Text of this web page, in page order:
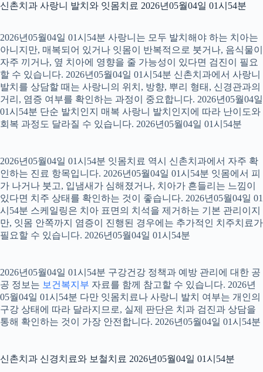
신촌치과 사랑니 발치와 잇몸치료 2026년05월04일 01시54분
2026년05월04일 01시54분 사랑니는 모두 발치해야 하는 치아는
아니지만, 매복되어 있거나 잇몸이 반복적으로 붓거나, 음식물이
자주 끼거나, 옆 치아에 영향을 줄 가능성이 있다면 검진이 필요
할 수 있습니다. 2026년05월04일 01시54분 신촌치과에서 사랑니
발치를 상담할 때는 사랑니의 위치, 방향, 뿌리 형태, 신경관과의
거리, 염증 여부를 확인하는 과정이 중요합니다. 2026년05월04일
01시54분 단순 발치인지 매복 사랑니 발치인지에 따라 난이도와
회복 과정도 달라질 수 있습니다. 2026년05월04일 01시54분
2026년05월04일 01시54분 잇몸치료 역시 신촌치과에서 자주 확
인하는 진료 항목입니다. 2026년05월04일 01시54분 잇몸에서 피
가 나거나 붓고, 입냄새가 심해졌거나, 치아가 흔들리는 느낌이
있다면 치주 상태를 확인하는 것이 좋습니다. 2026년05월04일 01
시54분 스케일링은 치아 표면의 치석을 제거하는 기본 관리이지
만, 잇몸 안쪽까지 염증이 진행된 경우에는 추가적인 치주치료가
필요할 수 있습니다. 2026년05월04일 01시54분
2026년05월04일 01시54분 구강건강 정책과 예방 관리에 대한 공
공 정보는 보건복지부 자료를 함께 참고할 수 있습니다. 2026년
05월04일 01시54분 다만 잇몸치료나 사랑니 발치 여부는 개인의
구강 상태에 따라 달라지므로, 실제 판단은 치과 검진과 상담을
통해 확인하는 것이 가장 안전합니다. 2026년05월04일 01시54분
신촌치과 신경치료와 보철치료 2026년05월04일 01시54분